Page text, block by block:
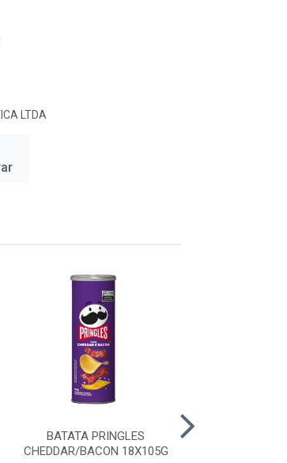
LTDA
BATATA PRINGLES
CHEDDAR/BACON 18X105G